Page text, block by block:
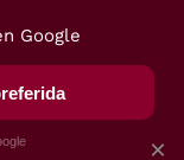
×
Google